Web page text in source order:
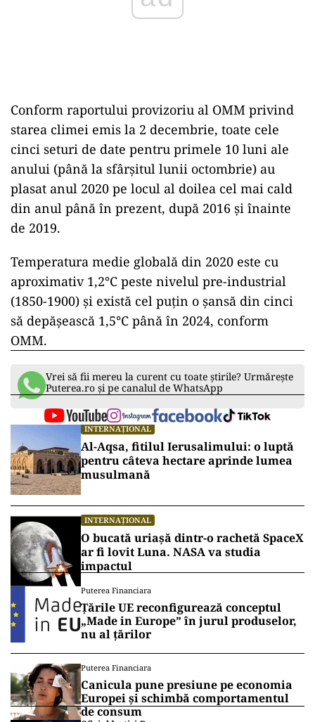
Conform raportului provizoriu al OMM privind
starea climei emis la 2 decembrie, toate cele
cinci seturi de date pentru primele 10 luni ale
anului (până la sfârșitul lunii octombrie) au
plasat anul 2020 pe locul al doilea cel mai cald
din anul până în prezent, după 2016 și înainte
de 2019.
Temperatura medie globală din 2020 este cu
aproximativ 1,2°C peste nivelul pre-industrial
(1850-1900) și există cel puțin o șansă din cinci
să depășească 1,5°C până în 2024, conform
OMM.
Vrei să fii mereu la curent cu toate știrile? Urmărește
Puterea.ro și pe canalul de WhatsApp
INTERNAȚIONAL
Al-Aqsa, fitilul Ierusalimului: o luptă
pentru câteva hectare aprinde lumea
musulmană
INTERNAȚIONAL
O bucată uriașă dintr-o rachetă SpaceX
ar fi lovit Luna. NASA va studia
impactul
Puterea Financiara
Țările UE reconfigurează conceptul
„Made in Europe” în jurul produselor,
nu al țărilor
Puterea Financiara
Canicula pune presiune pe economia
Europei și schimbă comportamentul
de consum